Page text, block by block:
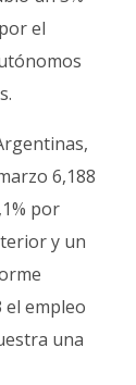
el
6,188
por
y un
el empleo
una